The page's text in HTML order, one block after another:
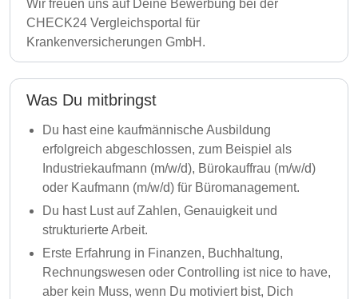
Wir freuen uns auf Deine Bewerbung bei der
CHECK24 Vergleichsportal für
Krankenversicherungen GmbH.
Was Du mitbringst
Du hast eine kaufmännische Ausbildung
erfolgreich abgeschlossen, zum Beispiel als
Industriekaufmann (m/w/d), Bürokauffrau (m/w/d)
oder Kaufmann (m/w/d) für Büromanagement.
Du hast Lust auf Zahlen, Genauigkeit und
strukturierte Arbeit.
Erste Erfahrung in Finanzen, Buchhaltung,
Rechnungswesen oder Controlling ist nice to have,
aber kein Muss, wenn Du motiviert bist, Dich